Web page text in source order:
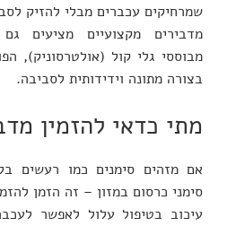
שמרחיקים עכברים מבלי להזיק
מדבירים מקצועיים מציעים גם
מבוססי גלי קול (אולטרסוניק),
בצורה מתונה וידידותית לסביבה.
מתי כדאי להזמין
אם מזהים סימנים כמו רעשים
סימני כרסום במזון – זה הזמן
עיכוב בטיפול עלול לאפשר